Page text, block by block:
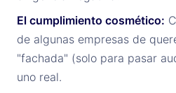
El cumplimiento cosmético:
de algunas empresas de
"fachada" (solo para pasar
uno real.